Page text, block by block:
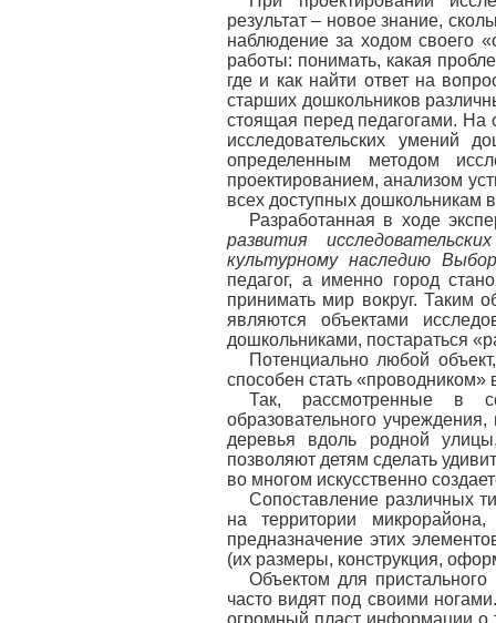
результат – новое знание,
наблюдение за ходом своего
работы: понимать, какая
где и как найти ответ на
старших дошкольников
стоящая перед педагогами. На
исследовательских умений
определенным методом
проектированием, анализом
всех доступных дошкольникам
Разработанная в ходе
развития
культурному наследию
педагог, а именно город
принимать мир вокруг. Таким
являются объектами
дошкольниками, постараться
Потенциально любой
способен стать «проводником»
Так, рассмотренные в
образовательного
деревья вдоль родной
позволяют детям сделать
во многом искусственно
Сопоставление различных
на территории
предназначение этих
(их размеры, конструкция,
Объектом для
часто видят под своими
огромный пласт информации о